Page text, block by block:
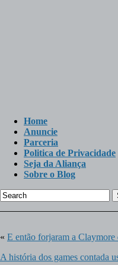
Home
Anuncie
Parceria
Politica de Privacidade
Seja da Aliança
Sobre o Blog
« E então forjaram a
A história dos games contada